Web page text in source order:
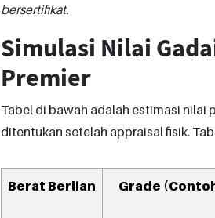
bersertifikat.
Simulasi Nilai
Premier
Tabel di bawah adalah estimasi nilai
ditentukan setelah appraisal fisik.
Berat Berlian Grade